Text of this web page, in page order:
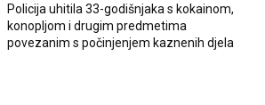
Policija uhitila 33-godišnjaka s kokainom,
konopljom i drugim predmetima
povezanim s počinjenjem kaznenih djela